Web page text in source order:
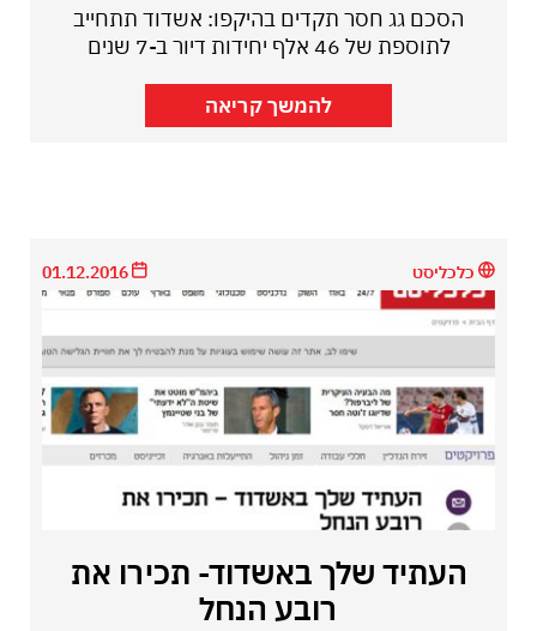
הסכם גג חסר תקדים בהיקפו: אשדוד תתחייב
לתוספת של 46 אלף יחידות דיור ב-7 שנים
להמשך קריאה
כלכליסט
העתיד שלך באשדוד- תכירו את
רובע הנחל